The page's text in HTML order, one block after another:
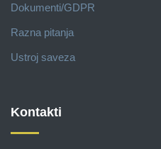
Dokumenti/GDPR
Razna pitanja
Ustroj saveza
Kontakti